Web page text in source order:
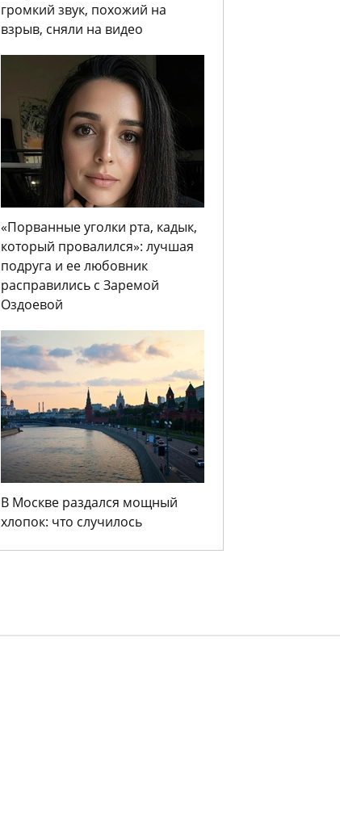
громкий звук, похожий на
взрыв, сняли на видео
«Порванные уголки рта, кадык,
который провалился»: лучшая
подруга и ее любовник
расправились с Заремой
Оздоевой
В Москве раздался мощный
хлопок: что случилось